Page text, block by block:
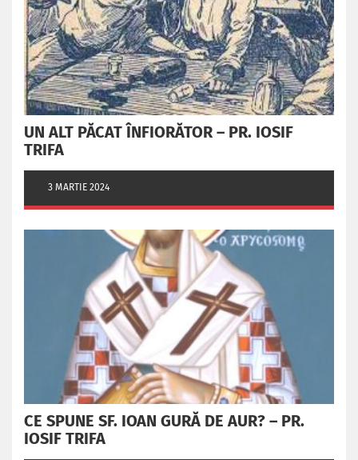
UN ALT PĂCAT ÎNFIORĂTOR – PR. IOSIF
TRIFA
3 MARTIE 2024
CE SPUNE SF. IOAN GURĂ DE AUR? – PR.
IOSIF TRIFA